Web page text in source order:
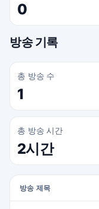
0
방송 기록
총 방송 수
1
총 방송 시간
2시간
방송 제목